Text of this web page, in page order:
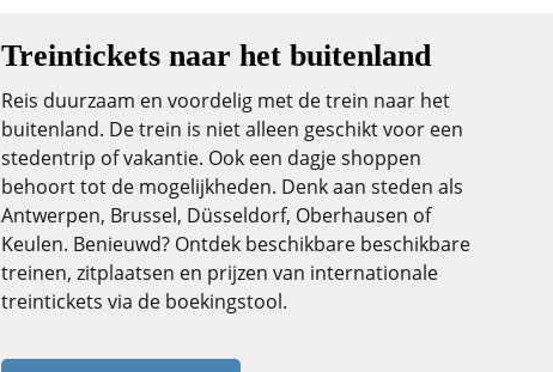
Treintickets naar het buitenland
Reis duurzaam en voordelig met de trein naar het
buitenland. De trein is niet alleen geschikt voor een
stedentrip of vakantie. Ook een dagje shoppen
behoort tot de mogelijkheden. Denk aan steden als
Antwerpen, Brussel, Düsseldorf, Oberhausen of
Keulen. Benieuwd? Ontdek beschikbare beschikbare
treinen, zitplaatsen en prijzen van internationale
treintickets via de boekingstool.